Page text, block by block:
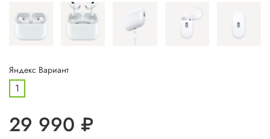
Яндекс Вариант
1
29 990 ₽